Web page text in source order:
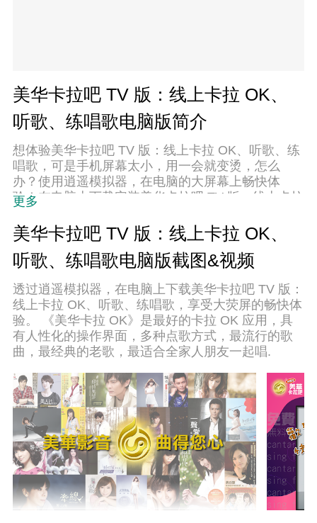
美华卡拉吧 TV 版：线上卡拉 OK、
听歌、练唱歌电脑版简介
想体验美华卡拉吧 TV 版：线上卡拉 OK、听歌、练
唱歌，可是手机屏幕太小，用一会就变烫，怎么
办？使用逍遥模拟器，在电脑的大屏幕上畅快体
验！在电脑上下载安装美华卡拉吧 TV 版：线上卡拉
久就多久，顺畅用一天~全新的逍遥模拟器9，绝对
是您体验美华卡拉吧 TV 版：线上卡拉 OK、听歌、
练唱歌电脑版的好选择。完美的按键映射系统让美
PC端般运行；强大的多开功能可同时使用多个应
用；独家虚拟化技术更能彻底发挥电脑效能，保障
长时间稳定运作。我们致力于不让设备限制您的体
验，用起来轻松高效，畅快无比！
更多
美华卡拉吧 TV 版：线上卡拉 OK、
听歌、练唱歌电脑版截图&视频
透过逍遥模拟器，在电脑上下载美华卡拉吧 TV 版：
线上卡拉 OK、听歌、练唱歌，享受大荧屏的畅快体
验。 《美华卡拉 OK》是最好的卡拉 OK 应用，具
有人性化的操作界面，多种点歌方式，最流行的歌
曲，最经典的老歌，最适合全家人朋友一起唱.